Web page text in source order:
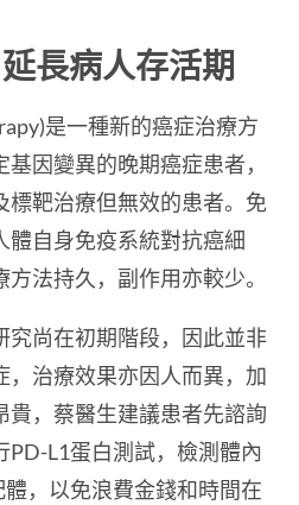
長病人存活期
是一種新的癌症治療方
因變異的晚期癌症患者，
標靶治療但無效的患者。免
體自身免疫系統對抗癌細
法持久，副作用亦較少。
究尚在初期階段，因此並非
，治療效果亦因人而異，加
貴，蔡醫生建議患者先諮詢
L1蛋白測試，檢測體內
，以免浪費金錢和時間在